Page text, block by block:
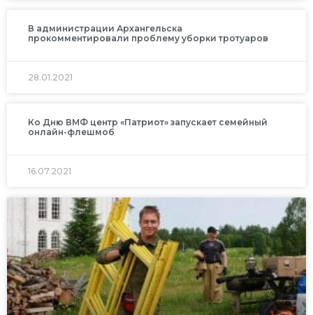
В администрации Архангельска
прокомментировали проблему уборки тротуаров
28.01.2021
Ко Дню ВМФ центр «Патриот» запускает семейный
онлайн-флешмоб
16.07.2021